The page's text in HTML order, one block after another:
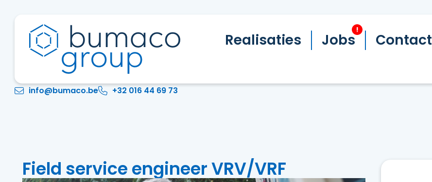
Realisaties Jobs
!
Contact
info@bumaco.be +32 016 44 69 73
Field service engineer VRV/VRF